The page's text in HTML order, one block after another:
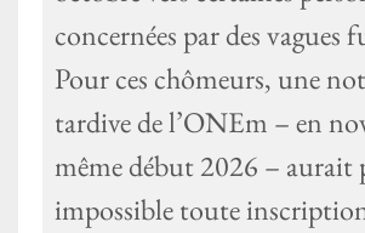
concernées par des vagues
Pour ces chômeurs, une
tardive de l’ONEm – en
même début 2026 – aurait
impossible toute